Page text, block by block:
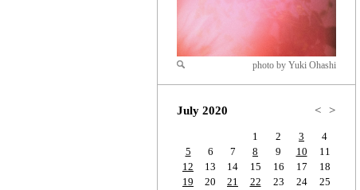
Zoom
photo by Yuki Ohashi
July 2020 < >
1 2 3
4
5
6 7 8 9 10
11
12
13 14 15 16 17
18
19
20 21 22 23 24
25